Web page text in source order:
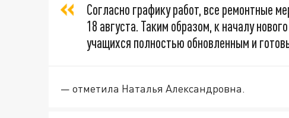
Согласно графику работ, все ремонтные
18 августа. Таким образом, к началу
учащихся полностью обновленным и
— отметила Наталья Александровна.